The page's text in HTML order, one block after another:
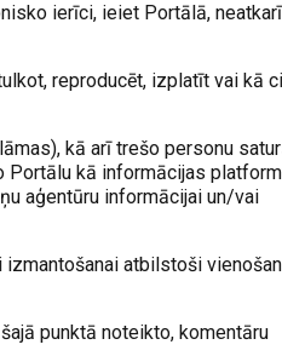
ierīci, ieiet Portālā,
reproducēt, izplatīt vai kā
kā arī trešo personu
Portālu kā informācijas
aģentūru informācijai un/vai
atbilstoši
punktā noteikto, komentāru